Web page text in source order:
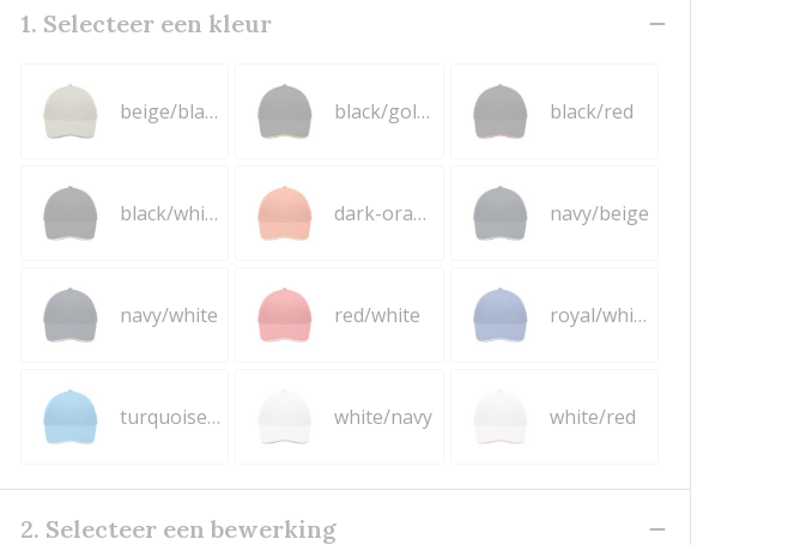
1. Selecteer een kleur
beige/black black/gold-yellow black/red
black/white dark-orange/beige navy/beige
navy/white red/white royal/white
turquoise/beige white/navy white/red
2. Selecteer een bewerking